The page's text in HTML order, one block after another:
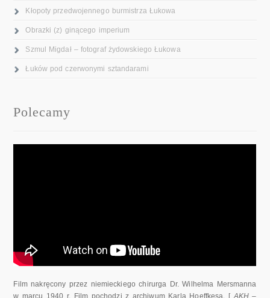
Kłopoty przedwojennego burmistrza Łukowa
Obrazki (z) ginącego imperium
Szmul Migdał – fotograf żydowskiego Łukowa
Łuków pod czerwonymi sztandarami
Polecamy
Film nakręcony przez niemieckiego chirurga Dr. Wilhelma Mersmanna
w marcu 1940 r. Film pochodzi z archiwum Karla Hoeffkesa. [AKH –